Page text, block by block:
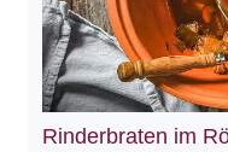
Rinderbraten im